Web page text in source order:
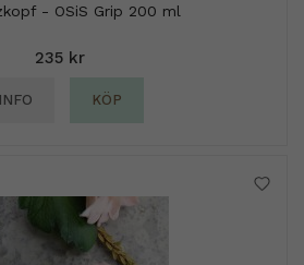
- OSiS Grip 200 ml
235 kr
INFO KÖP